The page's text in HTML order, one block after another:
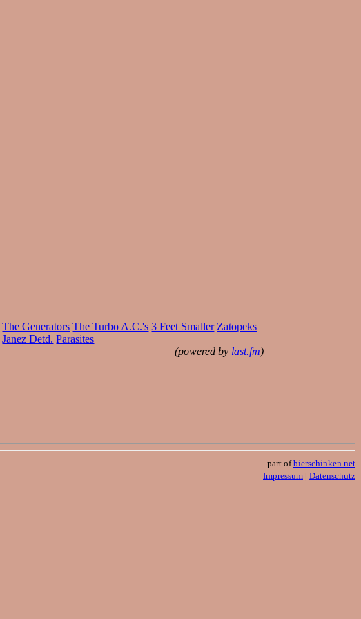
The Generators The Turbo A.C.'s 3 Feet Smaller Zatopeks
Janez Detd. Parasites
(powered by last.fm)
part ofbierschinken.net
Impressum | Datenschutz